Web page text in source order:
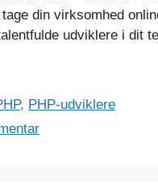
din virksomhed
udviklere i dit
, PHP-udviklere